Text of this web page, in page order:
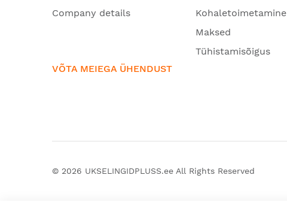
Company details
VÕTA MEIEGA ÜHENDUST
Kohaletoimetamine
Maksed
Tühistamisõigus
© 2026 UKSELINGIDPLUSS.ee All Rights Reserved